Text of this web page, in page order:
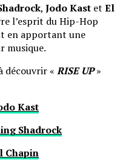
, Jodo Kast et El
l’esprit du Hip-Hop
en apportant une
musique.
découvrir « RISE UP»
Kast
Shadrock
Chapin